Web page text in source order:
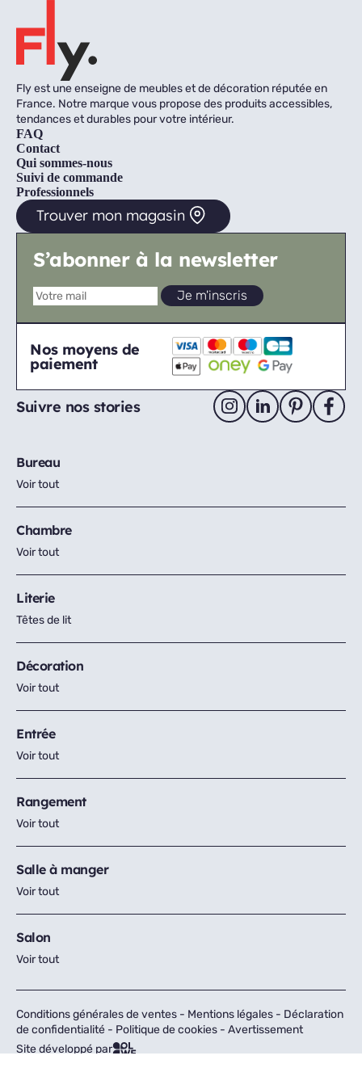
Fly est une enseigne de meubles et de décoration réputée en
France. Notre marque vous propose des produits accessibles,
tendances et durables pour votre intérieur.
FAQ
Contact
Qui sommes-nous
Suivi de commande
Professionnels
Trouver mon magasin
S’abonner à la newsletter
Nos moyens de
paiement
Suivre nos stories
Bureau
Voir tout
Chambre
Voir tout
Literie
Têtes de lit
Décoration
Voir tout
Entrée
Voir tout
Rangement
Voir tout
Salle à manger
Voir tout
Salon
Voir tout
Conditions générales de ventes - Mentions légales - Déclaration
de confidentialité - Politique de cookies - Avertissement
Site développé par